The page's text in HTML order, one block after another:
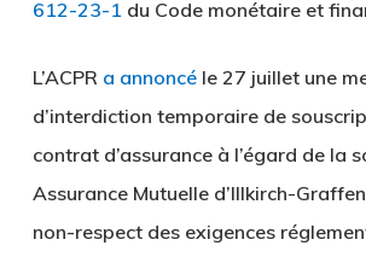
612-23-1du Code monétaire et
L’ACPR a annoncéle 27 juillet une
d’interdiction temporaire de
contrat d’assurance à l’égard de la
Assurance Mutuelle d’Illkirch-
non-respect des exigences